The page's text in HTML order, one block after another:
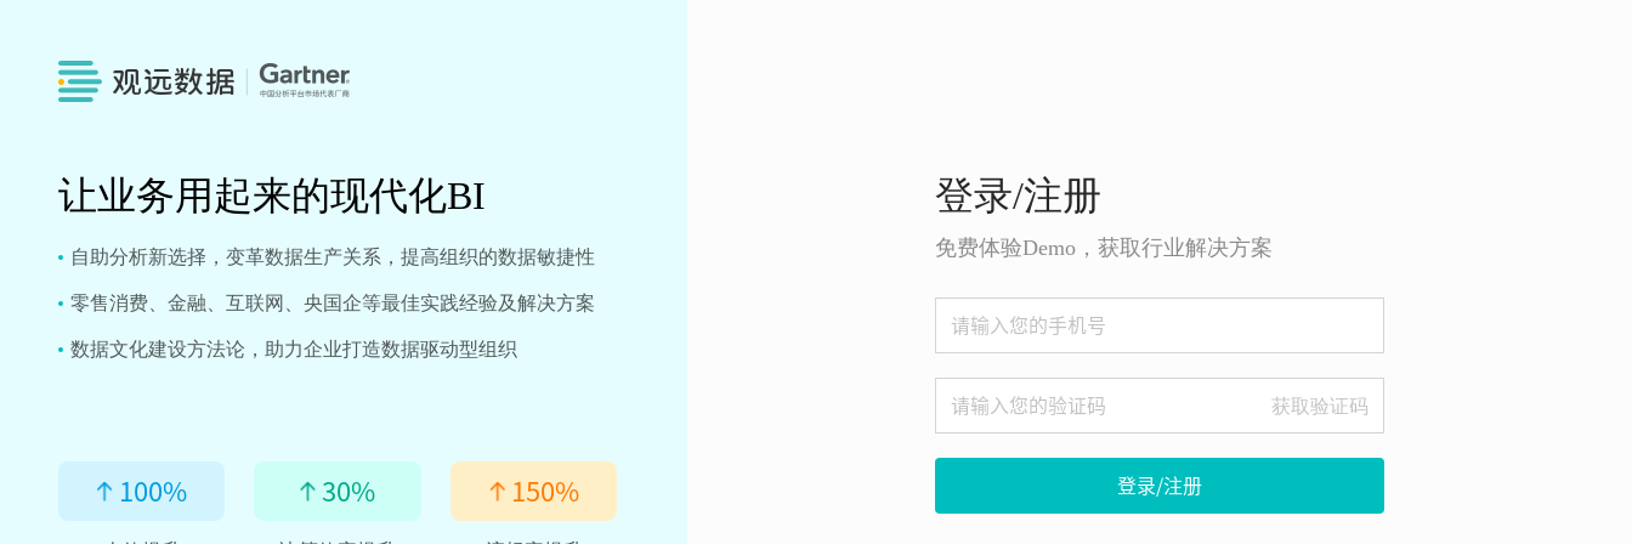
让业务用起来的现代化BI
自助分析新选择，变革数据生产关系，提高组织的数据敏捷性
零售消费、金融、互联网、央国企等最佳实践经验及解决方案
数据文化建设方法论，助力企业打造数据驱动型组织
100% 30% 150%
登录/注册
免费体验Demo，获取行业解决方案
获取验证码
登录/注册